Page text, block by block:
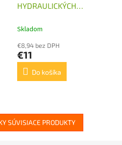
HYDRAULICKÝCH
Skladom
€8,94 bez DPH
€11
Do košíka
SÚVISIACE PRODUKTY